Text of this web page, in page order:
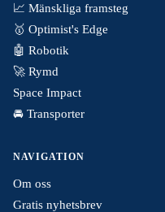
📈 Mänskliga framsteg
🥇 Optimist's Edge
🤖 Robotik
🚀 Rymd
Space Impact
🚘 Transporter
NAVIGATION
Om oss
Gratis nyhetsbrev